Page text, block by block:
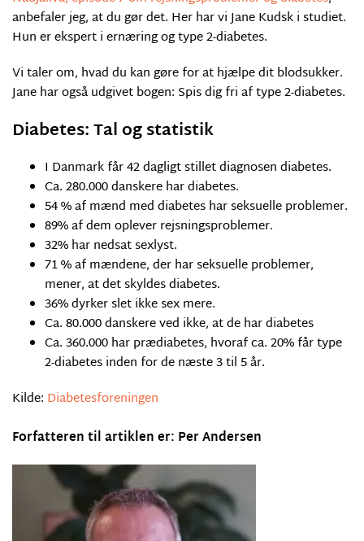
anbefaler jeg, at du gør det. Her har vi Jane Kudsk i studiet.
Hun er ekspert i ernæring og type 2-diabetes.
Vi taler om, hvad du kan gøre for at hjælpe dit blodsukker.
Jane har også udgivet bogen: Spis dig fri af type 2-diabetes.
Diabetes: Tal og statistik
I Danmark får 42 dagligt stillet diagnosen diabetes.
Ca. 280.000 danskere har diabetes.
54 % af mænd med diabetes har seksuelle problemer.
89% af dem oplever rejsningsproblemer.
32% har nedsat sexlyst.
71 % af mændene, der har seksuelle problemer,
mener, at det skyldes diabetes.
36% dyrker slet ikke sex mere.
Ca. 80.000 danskere ved ikke, at de har diabetes
Ca. 360.000 har prædiabetes, hvoraf ca. 20% får type
2-diabetes inden for de næste 3 til 5 år.
Kilde: Diabetesforeningen
Forfatteren til artiklen er: Per Andersen